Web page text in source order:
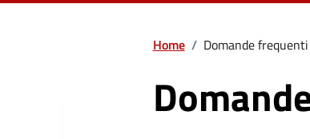
Home / Domande frequenti